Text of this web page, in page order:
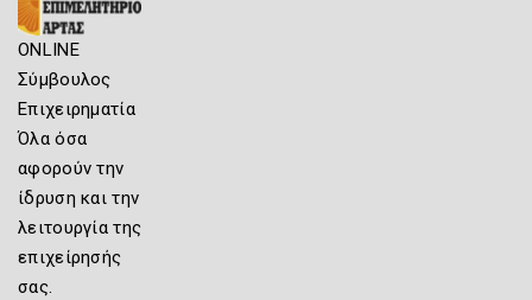
ONLINE
Σύμβουλος
Επιχειρηματία
Όλα όσα
αφορούν την
ίδρυση και την
λειτουργία της
επιχείρησής
σας.